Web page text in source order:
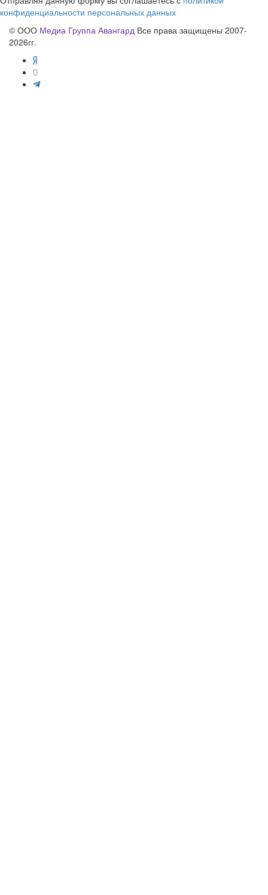
конфиденциальности персональных данных
© ООО Медиа Группа Авангард Все права защищены 2007-
2026гг.